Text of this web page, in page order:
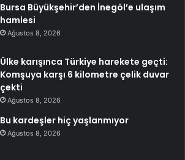
Bursa Büyükşehir’den İnegöl’e ulaşım
hamlesi
Ağustos 8, 2026
Ülke karışınca Türkiye harekete geçti:
Komşuya karşı 6 kilometre çelik duvar
çekti
Ağustos 8, 2026
Bu kardeşler hiç yaşlanmıyor
Ağustos 8, 2026